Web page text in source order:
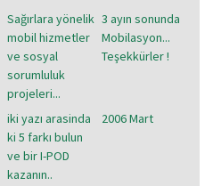
Sağırlara yönelik
mobil hizmetler
ve sosyal
sorumluluk
projeleri...
3 ayın sonunda
Mobilasyon...
Teşekkürler !
iki yazı arasinda
ki 5 farkı bulun
ve bir I-POD
kazanın..
2006 Mart